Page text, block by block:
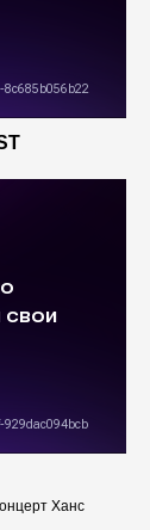
Ханс